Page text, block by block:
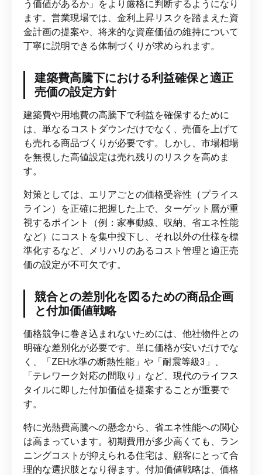
う価値があるか」をより厳格に判断するようになり
ます。営業現場では、金利上昇リスクを踏まえた資
金計画の提案や、将来的な資産価値の維持について
丁寧に説明できる体制づくりが求められます。
建築費高騰下における利益確保と適正
売価の設定方針
建築費や用地費の高騰下で利益を確保するために
は、単なるコストダウンだけでなく、売価を上げて
も売れる商品づくりが必要です。しかし、市場相場
を無視した高値設定は売れ残りのリスクを高めま
す。
対策としては、エリアごとの価格受容性（プライス
ライン）を正確に把握した上で、ターゲット層が重
視するポイント（例：家事動線、収納、省エネ性能
など）にコストを集中投下し、それ以外の仕様を標
準化するなど、メリハリのあるコスト管理と適正売
価の設定が不可欠です。
競合との差別化を図るための商品企画
と付加価値戦略
価格競争に巻き込まれないためには、他社物件との
明確な差別化が必要です。単に価格が安いだけでな
く、「ZEH水準の断熱性能」や「耐震等級3」、
「テレワーク対応の間取り」など、現代のライフス
タイルに即した付加価値を提案することが重要で
す。
特に光熱費高騰への懸念から、省エネ性能への関心
は高まっています。初期費用が多少高くても、ラン
ニングコストが抑えられる住宅は、顧客にとって合
理的な選択肢となり得ます。付加価値戦略は、価格